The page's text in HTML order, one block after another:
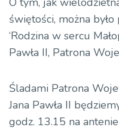
świętości, można
‘Rodzina w sercu
Pawła II, Patrona
Śladami Patrona
Jana Pawła II
godz. 13.15 na